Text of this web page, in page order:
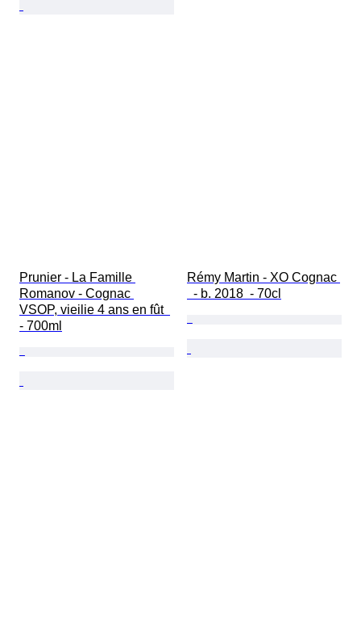
Prunier - La Famille
Romanov - Cognac
VSOP, vieilie 4 ans en fût
- 700ml
Rémy Martin - XO Cognac
  - b. 2018  - 70cl